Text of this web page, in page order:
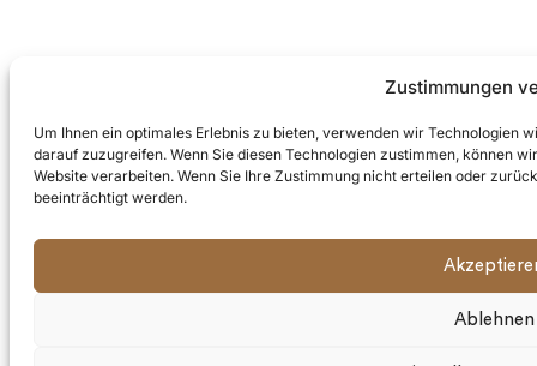
Zustimmungen
Um Ihnen ein optimales Erlebnis zu bieten, verwenden wir Technologien
darauf zuzugreifen. Wenn Sie diesen Technologien zustimmen, können
Website verarbeiten. Wenn Sie Ihre Zustimmung nicht erteilen oder
beeinträchtigt werden.
Ablehnen